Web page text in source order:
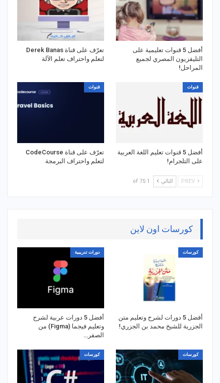
أفضل 5 قنوات تعليمية على
التليفزيون المصري لجميع
المراحل!
تعرّف على قناة Derek Banas
لتعلم واحتراف تعلم الآلة
قنوات
أفضل 5 قنوات تعليم اللغة العربية
على التلجرام!
قنوات
تعرّف على قناة CodeCourse
لتعلم واحتراف البرمجة
التالي 1 of 75
كورسات اون لاين
كورسات
أفضل 5 دورات لشرح وتعليم متن
الجزرية للشيخ محمد بن الجزري!
دورات تدريبية
أفضل 5 دورات عربية لشرح
وتعليم فيجما (Figma) من
الصفر…
كورسات كورسات